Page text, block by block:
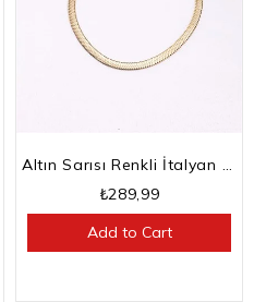
Altın Sarısı Renkli İtalyan Zincir Halhal
₺289,99
Add to Cart